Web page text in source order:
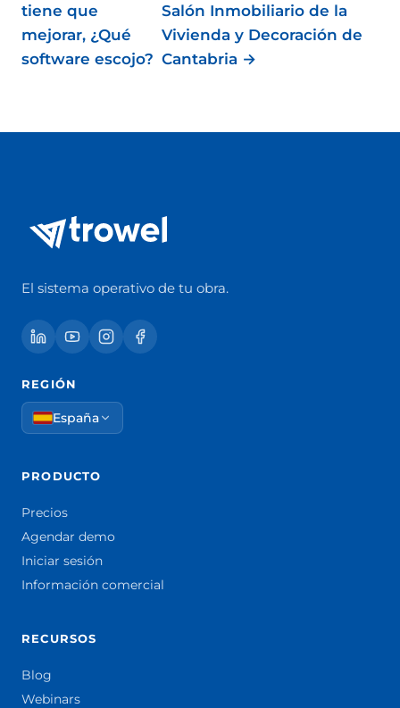
tiene que
mejorar, ¿Qué
software escojo?
Salón Inmobiliario de la
Vivienda y Decoración de
Cantabria →
El sistema operativo de tu obra.
REGIÓN
España
PRODUCTO
Precios
Agendar demo
Iniciar sesión
Información comercial
RECURSOS
Blog
Webinars